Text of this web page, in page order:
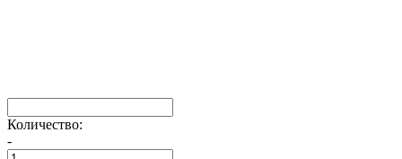
Количество:
-